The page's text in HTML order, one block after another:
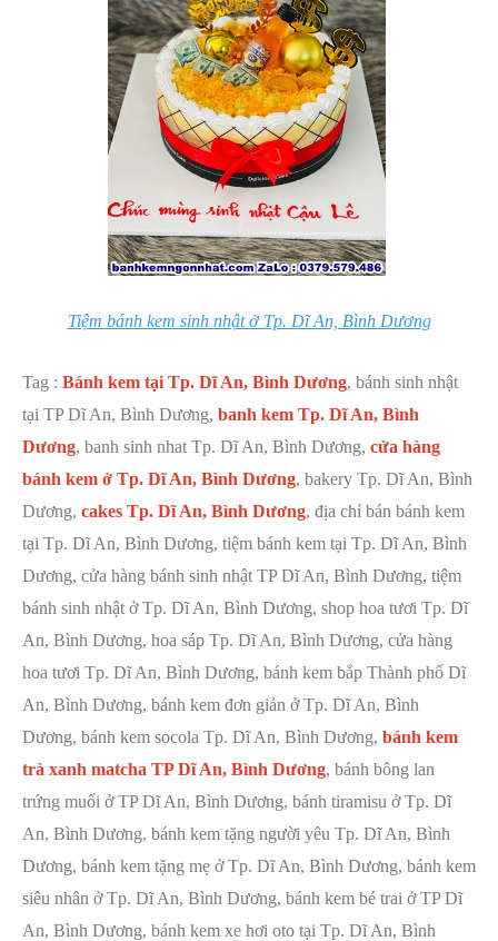
Tiệm bánh kem sinh nhật ở Tp. Dĩ An, Bình Dương
Tag : Bánh kem tại Tp. Dĩ An, Bình Dương, bánh sinh nhật
tại TP Dĩ An, Bình Dương, banh kem Tp. Dĩ An, Bình
Dương, banh sinh nhat Tp. Dĩ An, Bình Dương, cửa hàng
bánh kem ở Tp. Dĩ An, Bình Dương, bakery Tp. Dĩ An, Bình
Dương, cakes Tp. Dĩ An, Bình Dương, địa chỉ bán bánh kem
tại Tp. Dĩ An, Bình Dương, tiệm bánh kem tại Tp. Dĩ An, Bình
Dương, cửa hàng bánh sinh nhật TP Dĩ An, Bình Dương, tiệm
bánh sinh nhật ở Tp. Dĩ An, Bình Dương, shop hoa tươi Tp. Dĩ
An, Bình Dương, hoa sáp Tp. Dĩ An, Bình Dương, cửa hàng
hoa tươi Tp. Dĩ An, Bình Dương, bánh kem bắp Thành phố Dĩ
An, Bình Dương, bánh kem đơn giản ở Tp. Dĩ An, Bình
Dương, bánh kem socola Tp. Dĩ An, Bình Dương, bánh kem
trà xanh matcha TP Dĩ An, Bình Dương, bánh bông lan
trứng muối ở TP Dĩ An, Bình Dương, bánh tiramisu ở Tp. Dĩ
An, Bình Dương, bánh kem tặng người yêu Tp. Dĩ An, Bình
Dương, bánh kem tặng mẹ ở Tp. Dĩ An, Bình Dương, bánh kem
siêu nhân ở Tp. Dĩ An, Bình Dương, bánh kem bé trai ở TP Dĩ
An, Bình Dương, bánh kem xe hơi oto tại Tp. Dĩ An, Bình